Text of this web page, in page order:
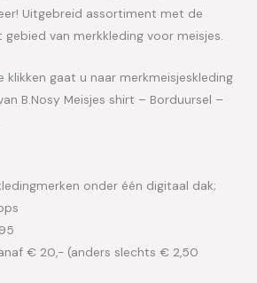
Uitgebreid assortiment met de
van merkkleding voor meisjes.
klikken gaat u naar merkmeisjeskleding
B.Nosy Meisjes shirt – Borduursel –
onder één digitaal dak;
€ 20,- (anders slechts € 2,50